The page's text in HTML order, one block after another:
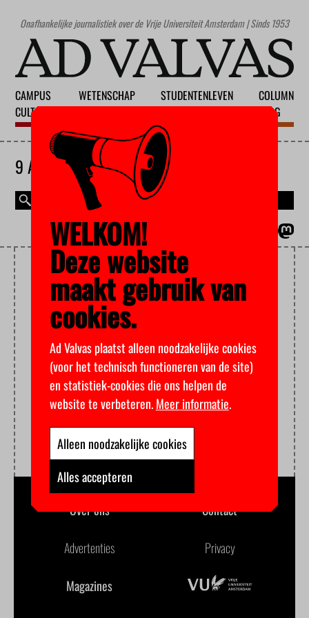
Onafhankelijke journalistiek over de Vrije Universiteit Amsterdam | Sinds 1953
CAMPUS
CULTUUR
WETENSCHAP
STUDENTENLEVEN
COLUMN
BLOG
9 AUGUSTUS 2026
STUDEREN MET EEN
BEPERKING
Over ons Contact
Advertenties Privacy
Magazines
WELKOM!
Deze website
maakt gebruik van
cookies.
Ad Valvas plaatst alleen noodzakelijke cookies
(voor het technisch functioneren van de site)
en statistiek-cookies die ons helpen de
website te verbeteren.Meer informatie.
Alleen noodzakelijke cookies
Alles accepteren